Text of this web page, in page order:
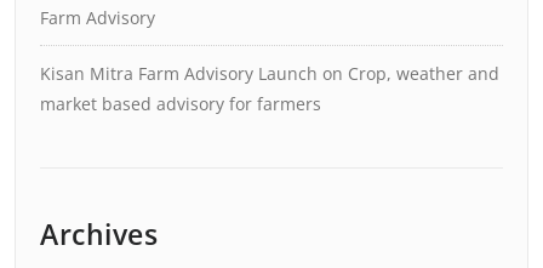
Farm Advisory
Kisan Mitra Farm Advisory Launch on Crop, weather and
market based advisory for farmers
Archives